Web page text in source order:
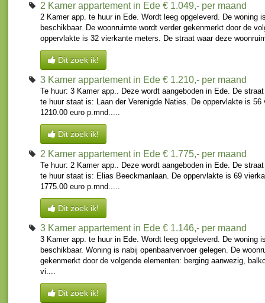
2 Kamer appartement in Ede € 1.049,- per maand
2 Kamer app. te huur in Ede. Wordt leeg opgeleverd. De woning
beschikbaar. De woonruimte wordt verder gekenmerkt door de
oppervlakte is 32 vierkante meters. De straat waar deze
Dit zoek ik!
3 Kamer appartement in Ede € 1.210,- per maand
Te huur: 3 Kamer app.. Deze wordt aangeboden in Ede. De
te huur staat is: Laan der Verenigde Naties. De oppervlakte is
1210.00 euro p.mnd.....
Dit zoek ik!
2 Kamer appartement in Ede € 1.775,- per maand
Te huur: 2 Kamer app.. Deze wordt aangeboden in Ede. De
te huur staat is: Elias Beeckmanlaan. De oppervlakte is 69
1775.00 euro p.mnd.....
Dit zoek ik!
3 Kamer appartement in Ede € 1.146,- per maand
3 Kamer app. te huur in Ede. Wordt leeg opgeleverd. De woning
beschikbaar. Woning is nabij openbaarvervoer gelegen. De
gekenmerkt door de volgende elementen: berging aanwezig,
vi....
Dit zoek ik!